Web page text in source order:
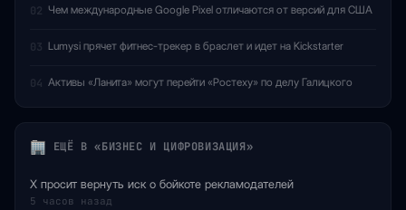
02 Чем международные Google Pixel отличаются от версий для США
03 Lumysi прячет фитнес-трекер в браслет и идет на Kickstarter
04 Активы «Ланита» могут перейти «Ростеху» по делу Галицкого
ЕЩЁ В «БИЗНЕС И ЦИФРОВИЗАЦИЯ»
X просит вернуть иск о бойкоте рекламодателей
5 часов назад